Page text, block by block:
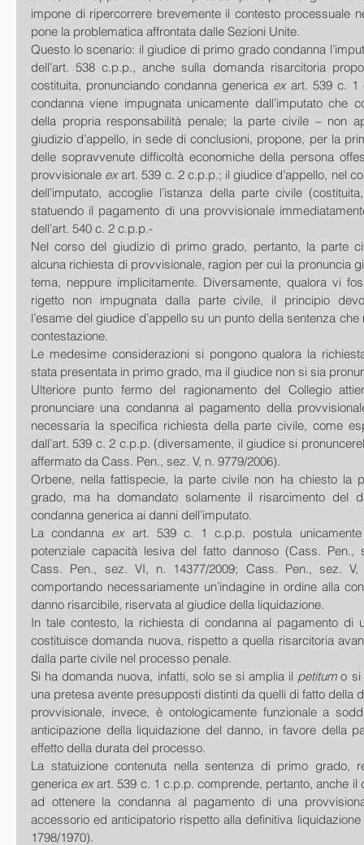
impone di ripercorrere brevemente il contesto processuale
pone la problematica affrontata dalle Sezioni Unite.
Questo lo scenario: il giudice di primo grado condanna
dell’art. 538 c.p.p., anche sulla domanda risarcitoria
costituita, pronunciando condanna generica ex art. 539 c. 1
condanna viene impugnata unicamente dall’imputato che
della propria responsabilità penale; la parte civile – non
giudizio d’appello, in sede di conclusioni, propone, per la
delle sopravvenute difficoltà economiche della persona
provvisionale ex art. 539 c. 2 c.p.p.; il giudice d’appello, nel
dell’imputato, accoglie l’istanza della parte civile
statuendo il pagamento di una provvisionale
dell’art. 540 c. 2 c.p.p.-
Nel corso del giudizio di primo grado, pertanto, la parte
alcuna richiesta di provvisionale, ragion per cui la pronuncia
tema, neppure implicitamente. Diversamente, qualora vi
rigetto non impugnata dalla parte civile, il principio
l’esame del giudice d’appello su un punto della sentenza
contestazione.
Le medesime considerazioni si pongono qualora la
stata presentata in primo grado, ma il giudice non si sia
Ulteriore punto fermo del ragionamento del Collegio
pronunciare una condanna al pagamento della
necessaria la specifica richiesta della parte civile, come
dall’art. 539 c. 2 c.p.p. (diversamente, il giudice si
affermato da Cass. Pen., sez. V, n. 9779/2006).
Orbene, nella fattispecie, la parte civile non ha chiesto la
grado, ma ha domandato solamente il risarcimento del
condanna generica ai danni dell’imputato.
La condanna ex art. 539 c. 1 c.p.p. postula unicamente
potenziale capacità lesiva del fatto dannoso (Cass. Pen.,
Cass. Pen., sez. VI, n. 14377/2009; Cass. Pen., sez. V,
comportando necessariamente un’indagine in ordine alla
danno risarcibile, riservata al giudice della liquidazione.
In tale contesto, la richiesta di condanna al pagamento di
costituisce domanda nuova, rispetto a quella risarcitoria
dalla parte civile nel processo penale.
Si ha domanda nuova, infatti, solo se si amplia il petitum o si
una pretesa avente presupposti distinti da quelli di fatto della
provvisionale, invece, è ontologicamente funzionale a
anticipazione della liquidazione del danno, in favore della
effetto della durata del processo.
La statuizione contenuta nella sentenza di primo grado,
generica ex art. 539 c. 1 c.p.p. comprende, pertanto, anche il
ad ottenere la condanna al pagamento di una
accessorio ed anticipatorio rispetto alla definitiva
1798/1970).